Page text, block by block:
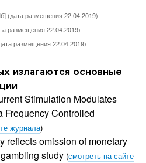
(дата размещения 22.04.2019)
размещения 22.04.2019)
размещения 22.04.2019)
излагаются основные
Stimulation Modulates
Frequency Controlled
журнала)
reflects omission of monetary
study (смотреть на сайте